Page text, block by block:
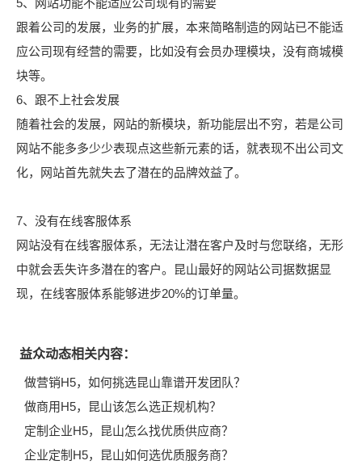
5、网站功能不能适应公司现有的需要
跟着公司的发展，业务的扩展，本来简略制造的网站已不能适
应公司现有经营的需要，比如没有会员办理模块，没有商城模
块等。
6、跟不上社会发展
随着社会的发展，网站的新模块，新功能层出不穷，若是公司
网站不能多多少少表现点这些新元素的话，就表现不出公司文
化，网站首先就失去了潜在的品牌效益了。
7、没有在线客服体系
网站没有在线客服体系，无法让潜在客户及时与您联络，无形
中就会丢失许多潜在的客户。昆山最好的网站公司据数据显
现，在线客服体系能够进步20%的订单量。
益众动态相关内容：
做营销H5，如何挑选昆山靠谱开发团队？
做商用H5，昆山该怎么选正规机构？
定制企业H5，昆山怎么找优质供应商？
企业定制H5，昆山如何选优质服务商？